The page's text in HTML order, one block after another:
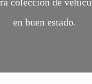
en buen estado.